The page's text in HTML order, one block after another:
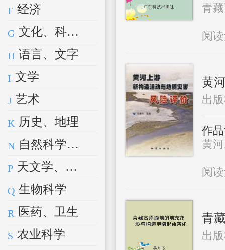
F 经济
G 文化、科学、教育、体育
H 语言、文字
I 文学
J 艺术
K 历史、地理
N 自然科学总论
P 天文学、地球科学
Q 生物科学
R 医药、卫生
S 农业科学
青
阅
黄
出
作
黄
阅
青
出